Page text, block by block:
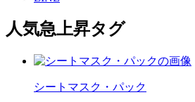
人気急上昇タグ
シートマスク・パック